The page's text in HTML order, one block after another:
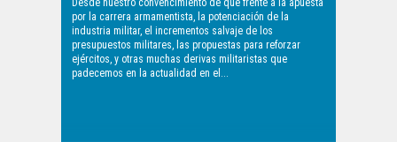
Desde nuestro convencimiento de que frente a la apuesta
por la carrera armamentista, la potenciación de la
industria militar, el incrementos salvaje de los
presupuestos militares, las propuestas para reforzar
ejércitos, y otras muchas derivas militaristas que
padecemos en la actualidad en el...